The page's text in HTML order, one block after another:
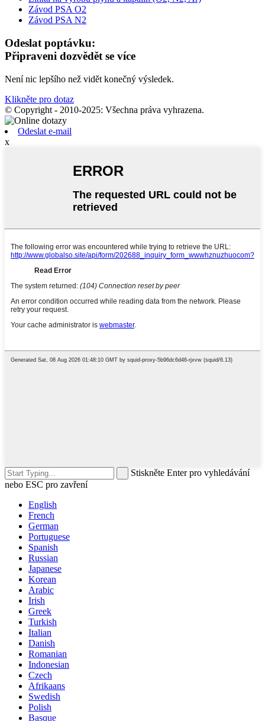
Závod PSA O2
Závod PSA N2
Odeslat poptávku:
Připraveni dozvědět se více
Není nic lepšího než vidět konečný výsledek.
Klikněte pro dotaz
© Copyright - 2010-2025: Všechna práva vyhrazena.
Odeslat e-mail
x
Stiskněte Enter pro vyhledávání
nebo ESC pro zavření
English
French
German
Portuguese
Spanish
Russian
Japanese
Korean
Arabic
Irish
Greek
Turkish
Italian
Danish
Romanian
Indonesian
Czech
Afrikaans
Swedish
Polish
Basque